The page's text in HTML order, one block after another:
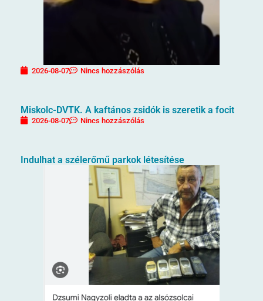
2026-08-07 Nincs hozzászólás
Miskolc-DVTK. A kaftános zsidók is szeretik a focit
2026-08-07 Nincs hozzászólás
Indulhat a szélerőmű parkok létesítése